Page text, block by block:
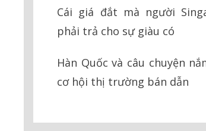
Cái giá đắt mà người
phải trả cho sự giàu có
Hàn Quốc và câu chuyện
cơ hội thị trường bán dẫn